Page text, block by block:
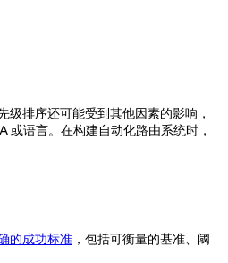
级排序还可能受到其他因素的影响，
或语言。在构建自动化路由系统时，
的成功标准 ，包括可衡量的基准、阈